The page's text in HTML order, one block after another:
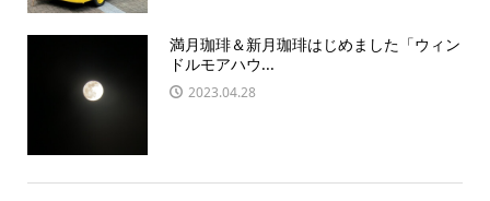
満月珈琲＆新月珈琲はじめました「ウィン
ドルモアハウ...
2023.04.28